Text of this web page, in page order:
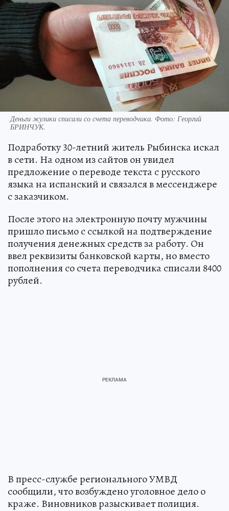
Деньги жулики списали со счета переводчика. Фото: Георгий
БРИНЧУК.
Подработку 30-летний житель Рыбинска искал
в сети. На одном из сайтов он увидел
предложение о переводе текста с русского
языка на испанский и связался в мессенджере
с заказчиком.
После этого на электронную почту мужчины
пришло письмо с ссылкой на подтверждение
получения денежных средств за работу. Он
ввел реквизиты банковской карты, но вместо
пополнения со счета переводчика списали 8400
рублей.
В пресс-службе регионального УМВД
сообщили, что возбуждено уголовное дело о
краже. Виновников разыскивает полиция.